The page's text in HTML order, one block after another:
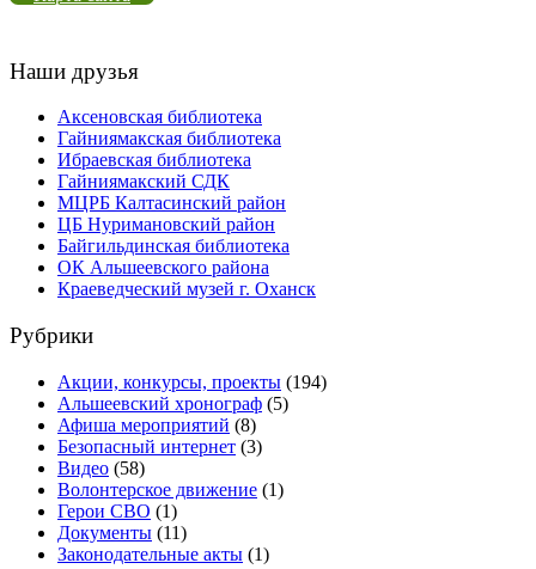
Наши друзья
Аксеновская библиотека
Гайниямакская библиотека
Ибраевская библиотека
Гайниямакский СДК
МЦРБ Калтасинский район
ЦБ Нуримановский район
Байгильдинская библиотека
ОК Альшеевского района
Краеведческий музей г. Оханск
Рубрики
Акции, конкурсы, проекты (194)
Альшеевский хронограф (5)
Афиша мероприятий (8)
Безопасный интернет (3)
Видео (58)
Волонтерское движение (1)
Герои СВО (1)
Документы (11)
Законодательные акты (1)